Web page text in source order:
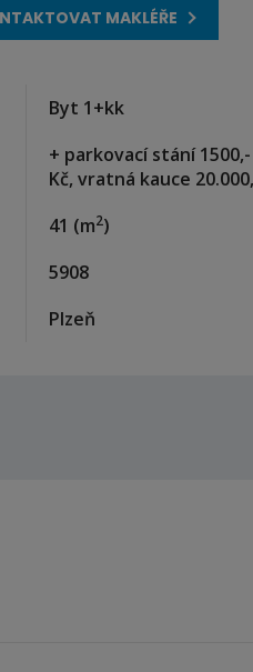
MAKLÉŘE
Byt 1+kk
+ parkovací stání
Kč, vratná kauce
41 (m2)
5908
Plzeň